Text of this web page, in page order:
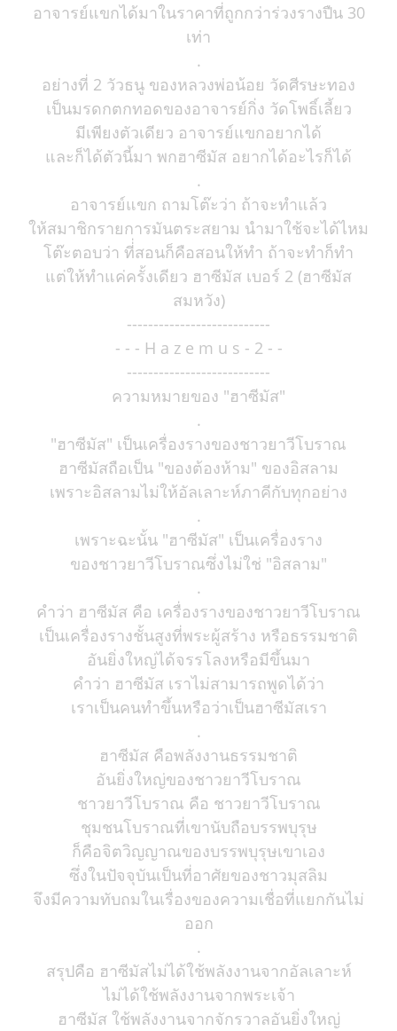
อาจารย์แขกได้มาในราคาที่ถูกกว่าร่วงรางปืน 30
เท่า
.
อย่างที่ 2 วัวธนู ของหลวงพ่อน้อย วัดศีรษะทอง
เป็นมรดกตกทอดของอาจารย์กิ่ง วัดโพธิ์เลี้ยว
มีเพียงตัวเดียว อาจารย์แขกอยากได้
และก็ได้ตัวนี้มา พกฮาซีมัส อยากได้อะไรก็ได้
.
อาจารย์แขก ถามโต๊ะว่า ถ้าจะทำแล้ว
ให้สมาชิกรายการมันตระสยาม นำมาใช้จะได้ไหม
โต๊ะตอบว่า ที่่สอนก็คือสอนให้ทำ ถ้าจะทำก็ทำ
แต่ให้ทำแค่ครั้งเดียว ฮาซีมัส เบอร์ 2 (ฮาซีมัส
สมหวัง)
---------------------------
- - - H a z e m u s - 2 - -
---------------------------
ความหมายของ "ฮาซีมัส"
.
"ฮาซีมัส" เป็นเครื่องรางของชาวยาวีโบราณ
ฮาซีมัสถือเป็น "ของต้องห้าม" ของอิสลาม
เพราะอิสลามไม่ให้อัลเลาะห์ภาคีกับทุกอย่าง
.
เพราะฉะนั้น "ฮาซีมัส" เป็นเครื่องราง
ของชาวยาวีโบราณซึ่งไม่ใช่ "อิสลาม"
.
คำว่า ฮาซีมัส คือ เครื่องรางของชาวยาวีโบราณ
เป็นเครื่องรางชั้นสูงที่พระผู้สร้าง หรือธรรมชาติ
อันยิ่งใหญ่ได้จรรโลงหรือมีขึ้นมา
คำว่า ฮาซีมัส เราไม่สามารถพูดได้ว่า
เราเป็นคนทำขึ้นหรือว่าเป็นฮาซีมัสเรา
.
ฮาซีมัส คือพลังงานธรรมชาติ
อันยิ่งใหญ่ของชาวยาวีโบราณ
ชาวยาวีโบราณ คือ ชาวยาวีโบราณ
ชุมชนโบราณที่เขานับถือบรรพบุรุษ
ก็คือจิตวิญญาณของบรรพบุรุษเขาเอง
ซึ่งในปัจจุบันเป็นที่อาศัยของชาวมุสลิม
จึงมีความทับถมในเรื่องของความเชื่อที่แยกกันไม่
ออก
.
สรุปคือ ฮาซีมัสไม่ได้ใช้พลังงานจากอัลเลาะห์
ไม่ได้ใช้พลังงานจากพระเจ้า
ฮาซีมัส ใช้พลังงานจากจักรวาลอันยิ่งใหญ่